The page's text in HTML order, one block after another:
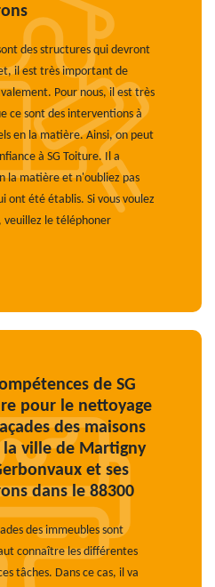
des structures qui devront
il est très important de
Pour nous, il est très
ce sont des interventions à
en la matière. Ainsi, on peut
à SG Toiture. Il a
la matière et n'oubliez pas
ont été établis. Si vous voulez
veuillez le téléphoner
de SG
pour le nettoyage
des maisons
la ville de Martigny
et ses
dans le 88300
des immeubles sont
connaître les différentes
tâches. Dans ce cas, il va